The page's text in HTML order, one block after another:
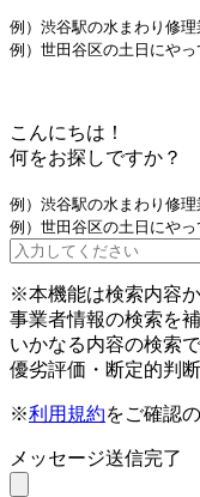
例）渋谷駅の水まわり修理
例）世田谷区の土日にや
こんにちは！
何をお探しですか？
例）渋谷駅の水まわり修理
例）世田谷区の土日にや
※本機能は検索内容
事業者情報の検索を
いかなる内容の検索
優劣評価・断定的判
※利用規約をご確認
メッセージ送信完了